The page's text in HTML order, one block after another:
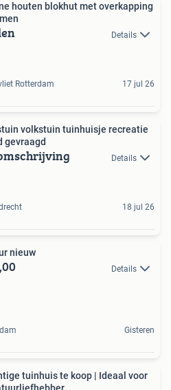
houten blokhut met overkapping
Details
Rotterdam 17 jul 26
volkstuin tuinhuisje recreatie
gevraagd
Details
18 jul 26
nieuw
Details
Gisteren
tuinhuis te koop | Ideaal voor